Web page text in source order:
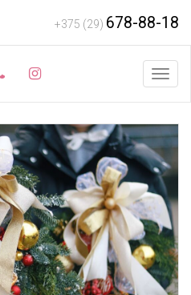
+375 (29) 678-88-18